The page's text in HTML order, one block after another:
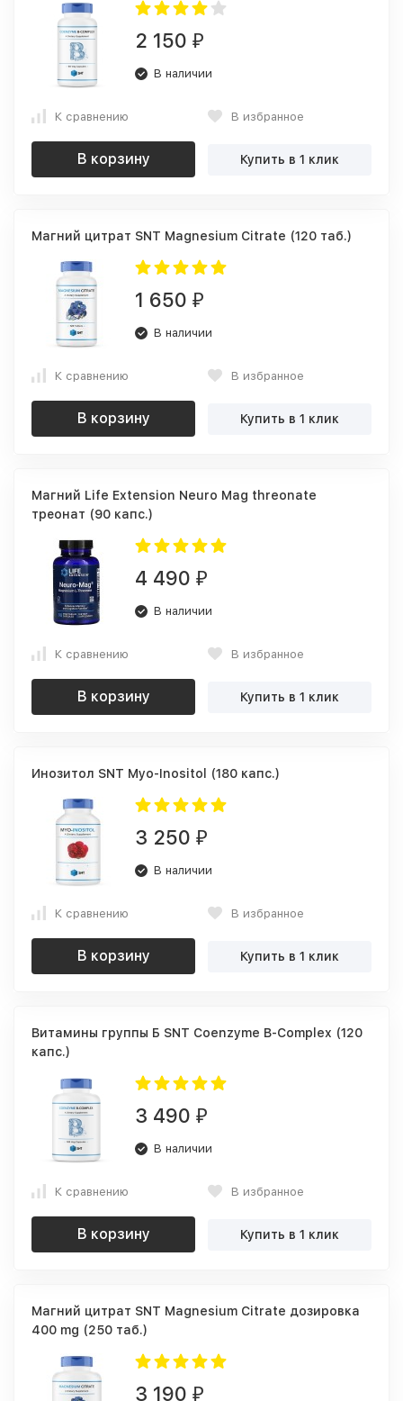
2 150 ₽
В наличии
К сравнению В избранное
В корзину Купить в 1 клик
Магний цитрат SNT Magnesium Citrate (120 таб.)
1 650 ₽
В наличии
К сравнению В избранное
В корзину Купить в 1 клик
Магний Life Extension Neuro Mag threonate
треонат (90 капс.)
4 490 ₽
В наличии
К сравнению В избранное
В корзину Купить в 1 клик
Инозитол SNT Myo-Inositol (180 капс.)
3 250 ₽
В наличии
К сравнению В избранное
В корзину Купить в 1 клик
Витамины группы Б SNT Coenzyme B-Complex (120
капс.)
3 490 ₽
В наличии
К сравнению В избранное
В корзину Купить в 1 клик
Магний цитрат SNT Magnesium Citrate дозировка
400 mg (250 таб.)
3 190 ₽